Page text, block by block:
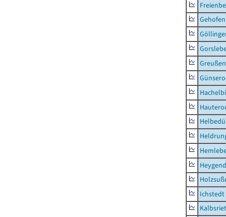
Gehofen
Ichstedt